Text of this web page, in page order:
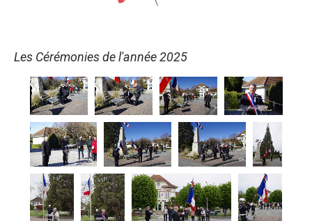
Les Cérémonies de l'année 2025